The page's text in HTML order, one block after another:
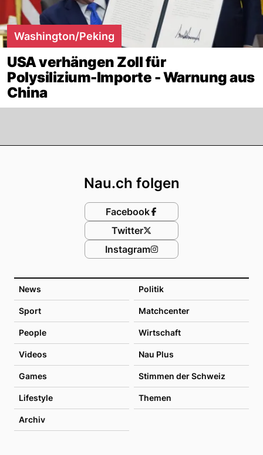
Washington/Peking
USA verhängen Zoll für
Polysilizium-Importe - Warnung aus
China
News Politik
Sport Matchcenter
People Wirtschaft
Videos Nau Plus
Games Stimmen der Schweiz
Lifestyle Themen
Archiv
Nau.ch folgen
Facebook
Twitter
Instagram